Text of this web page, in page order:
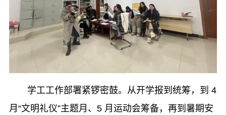
学工工作部署紧锣密鼓。从开学报到统筹，到 4
月“文明礼仪”主题月、5 月运动会筹备，再到暑期安